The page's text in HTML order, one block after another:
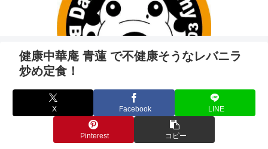
健康中華庵 青蓮 で不健康そうなレバニラ
炒め定食！
X Facebook LINE
Pinterest コピー